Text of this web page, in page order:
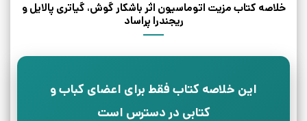
خلاصه کتاب مزیت اتوماسیون اثر باشکار گوش، گیاتری پالایل و
ریجندرا پراساد
این خلاصه کتاب فقط برای اعضای کباب و
کتابی در دسترس است